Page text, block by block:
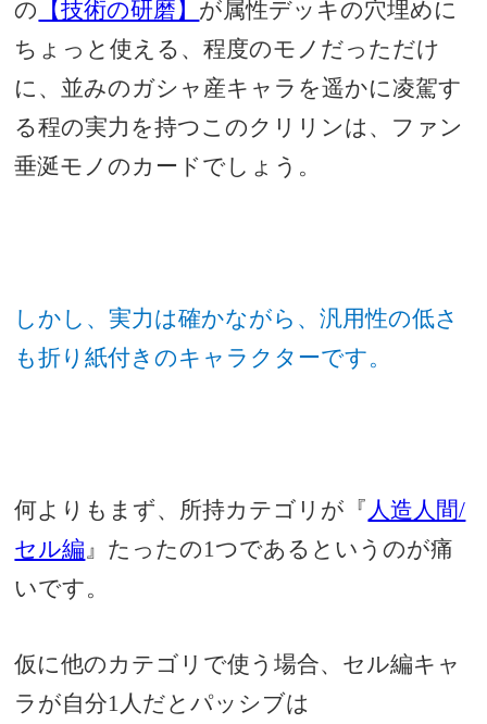
の 【技術の研磨】 が属性デッキの穴埋めに
ちょっと使える、程度のモノだっただけ
に、並みのガシャ産キャラを遥かに凌駕す
る程の実力を持つこのクリリンは、ファン
垂涎モノのカードでしょう。
しかし、実力は確かながら、汎用性の低さ
も折り紙付きのキャラクターです。
何よりもまず、所持カテゴリが『 人造人間/
セル編』たったの1つであるというのが痛
いです。
仮に他のカテゴリで使う場合、セル編キャ
ラが自分1人だとパッシブは